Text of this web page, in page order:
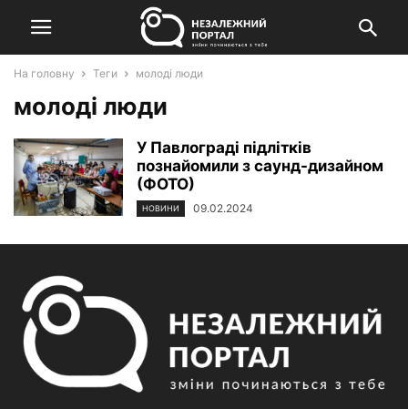
На головну Теги молоді люди
молоді люди
У Павлограді підлітків
познайомили з саунд-дизайном
(ФОТО)
НОВИНИ 09.02.2024